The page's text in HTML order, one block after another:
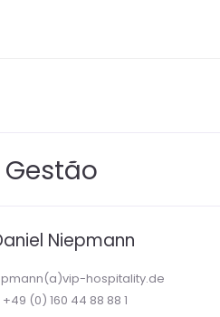
Gestão
Niepmann
hospitality.de
+49 (0) 160 44 88 88 1